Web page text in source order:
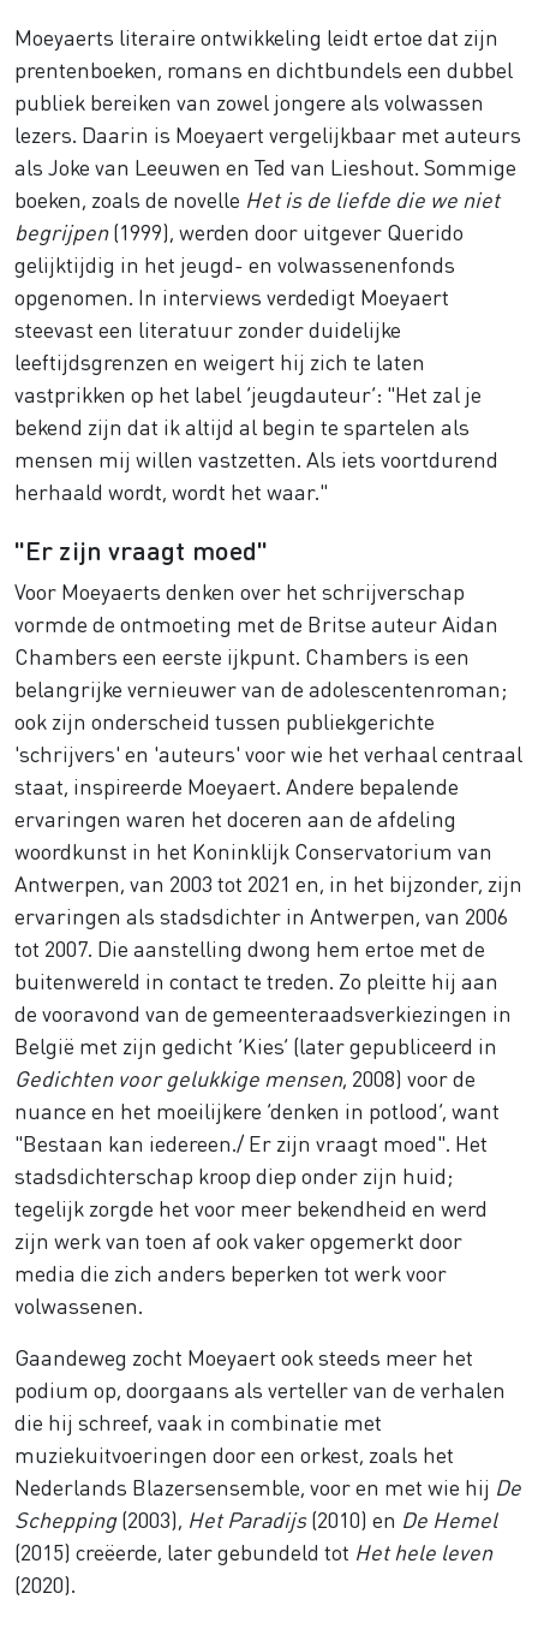
Moeyaerts literaire ontwikkeling leidt ertoe dat zijn
prentenboeken, romans en dichtbundels een dubbel
publiek bereiken van zowel jongere als volwassen
lezers. Daarin is Moeyaert vergelijkbaar met auteurs
als Joke van Leeuwen en Ted van Lieshout. Sommige
boeken, zoals de novelle Het is de liefde die we niet
begrijpen(1999), werden door uitgever Querido
gelijktijdig in het jeugd- en volwassenenfonds
opgenomen. In interviews verdedigt Moeyaert
steevast een literatuur zonder duidelijke
leeftijdsgrenzen en weigert hij zich te laten
vastprikken op het label ‘jeugdauteur’: "Het zal je
bekend zijn dat ik altijd al begin te spartelen als
mensen mij willen vastzetten. Als iets voortdurend
herhaald wordt, wordt het waar."
"Er zijn vraagt moed"
Voor Moeyaerts denken over het schrijverschap
vormde de ontmoeting met de Britse auteur Aidan
Chambers een eerste ijkpunt. Chambers is een
belangrijke vernieuwer van de adolescentenroman;
ook zijn onderscheid tussen publiekgerichte
'schrijvers' en 'auteurs' voor wie het verhaal centraal
staat, inspireerde Moeyaert. Andere bepalende
ervaringen waren het doceren aan de afdeling
woordkunst in het Koninklijk Conservatorium van
Antwerpen, van 2003 tot 2021 en, in het bijzonder, zijn
ervaringen als stadsdichter in Antwerpen, van 2006
tot 2007. Die aanstelling dwong hem ertoe met de
buitenwereld in contact te treden. Zo pleitte hij aan
de vooravond van de gemeenteraadsverkiezingen in
België met zijn gedicht ‘Kies’ (later gepubliceerd in
Gedichten voor gelukkige mensen, 2008) voor de
nuance en het moeilijkere ‘denken in potlood’, want
"Bestaan kan iedereen./ Er zijn vraagt moed". Het
stadsdichterschap kroop diep onder zijn huid;
tegelijk zorgde het voor meer bekendheid en werd
zijn werk van toen af ook vaker opgemerkt door
media die zich anders beperken tot werk voor
volwassenen.
Gaandeweg zocht Moeyaert ook steeds meer het
podium op, doorgaans als verteller van de verhalen
die hij schreef, vaak in combinatie met
muziekuitvoeringen door een orkest, zoals het
Nederlands Blazersensemble, voor en met wie hij De
Schepping(2003), Het Paradijs(2010) en De Hemel
(2015) creëerde, later gebundeld tot Het hele leven
(2020).